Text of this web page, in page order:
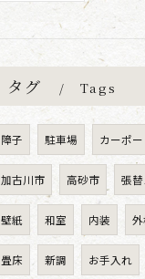
タグ Tags
障子 駐車場 カーポ
加古川市 高砂市 張替
壁紙 和室 内装
畳床 新調 お手入れ